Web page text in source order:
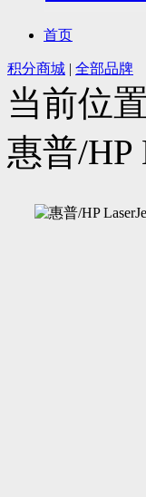
首页
积分商城 | 全部品牌
当前位
惠普/HP